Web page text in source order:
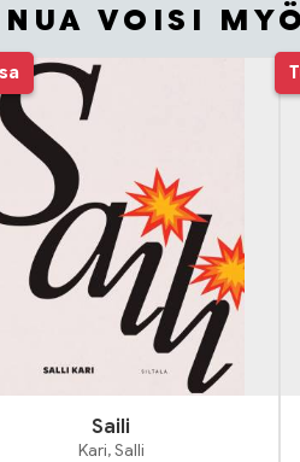
VOISI
Saili
Kari, Salli